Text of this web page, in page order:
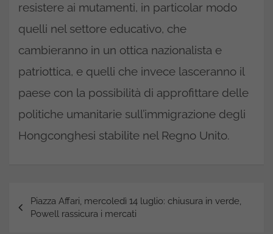
resistere ai mutamenti, in particolar modo
quelli nel settore educativo, che
cambieranno in un ottica nazionalista e
patriottica, e quelli che invece lasceranno il
paese con la possibilità di approfittare delle
politiche umanitarie sull’immigrazione degli
Hongconghesi stabilite nel Regno Unito.
Navigazione
articoli
Piazza Affari, mercoledì 14 luglio: chiusura in verde,
Powell rassicura i mercati